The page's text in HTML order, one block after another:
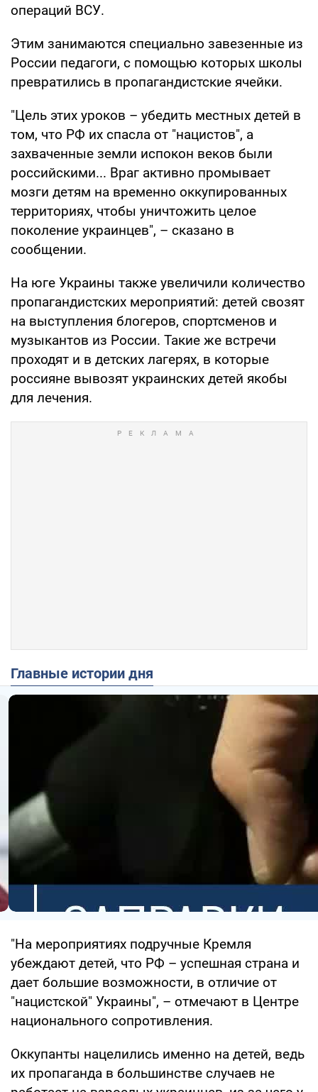
операций ВСУ.
Этим занимаются специально завезенные из
России педагоги, с помощью которых школы
превратились в пропагандистские ячейки.
"Цель этих уроков – убедить местных детей в
том, что РФ их спасла от "нацистов", а
захваченные земли испокон веков были
российскими... Враг активно промывает
мозги детям на временно оккупированных
территориях, чтобы уничтожить целое
поколение украинцев", – сказано в
сообщении.
На юге Украины также увеличили количество
пропагандистских мероприятий: детей свозят
на выступления блогеров, спортсменов и
музыкантов из России. Такие же встречи
проходят и в детских лагерях, в которые
россияне вывозят украинских детей якобы
для лечения.
Главные истории дня
"На мероприятиях подручные Кремля
убеждают детей, что РФ – успешная страна и
дает большие возможности, в отличие от
"нацистской" Украины", – отмечают в Центре
национального сопротивления.
Оккупанты нацелились именно на детей, ведь
их пропаганда в большинстве случаев не